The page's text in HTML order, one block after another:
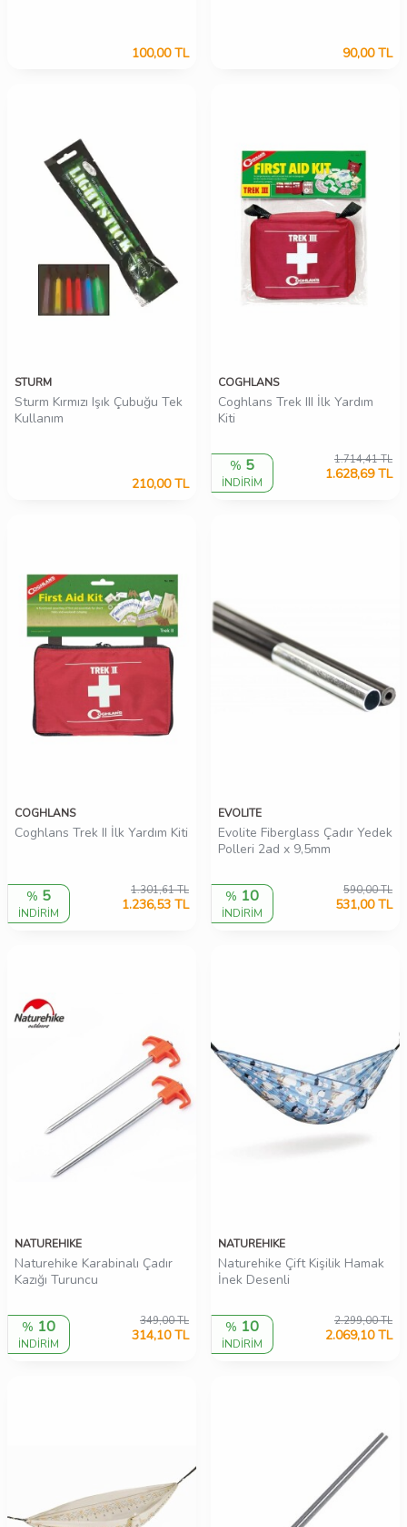
100,00TL 90,00TL
STURM
Sturm Kırmızı Işık Çubuğu Tek
Kullanım
210,00TL
COGHLANS
Coghlans Trek III İlk Yardım
Kiti
% 5
İNDİRİM
1.714,41TL
1.628,69TL
COGHLANS
Coghlans Trek II İlk Yardım Kiti
% 5
İNDİRİM
1.301,61TL
1.236,53TL
EVOLITE
Evolite Fiberglass Çadır Yedek
Polleri 2ad x 9,5mm
% 10
İNDİRİM
590,00TL
531,00TL
NATUREHIKE
Naturehike Karabinalı Çadır
Kazığı Turuncu
% 10
İNDİRİM
349,00TL
314,10TL
NATUREHIKE
Naturehike Çift Kişilik Hamak
İnek Desenli
% 10
İNDİRİM
2.299,00TL
2.069,10TL